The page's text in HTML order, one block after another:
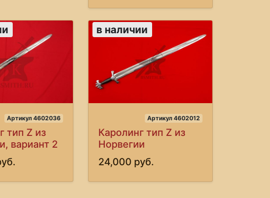
Артикул 4602036
тип Z из
вариант 2
в наличии
Артикул 4602012
Каролинг тип Z из
Норвегии
24,000 руб.